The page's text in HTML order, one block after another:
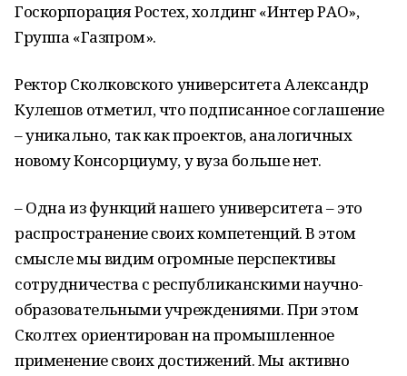
Госкорпорация Ростех, холдинг «Интер РАО»,
Группа «Газпром».
Ректор Сколковского университета Александр
Кулешов отметил, что подписанное соглашение
– уникально, так как проектов, аналогичных
новому Консорциуму, у вуза больше нет.
– Одна из функций нашего университета – это
распространение своих компетенций. В этом
смысле мы видим огромные перспективы
сотрудничества с республиканскими научно-
образовательными учреждениями. При этом
Сколтех ориентирован на промышленное
применение своих достижений. Мы активно